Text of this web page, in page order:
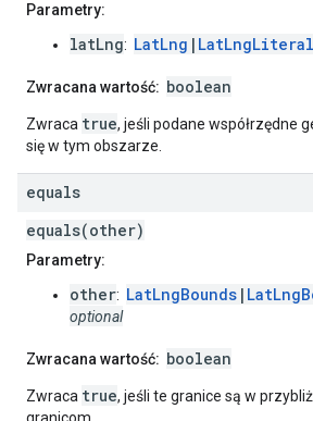
Parametry:
latLng: LatLng | LatLngLiteral
Zwracana wartość: boolean
Zwraca true, jeśli podane współrzędne
się w tym obszarze.
equals
equals(other)
Parametry:
other: LatLngBounds |
optional
Zwracana wartość: boolean
Zwraca true, jeśli te granice są w